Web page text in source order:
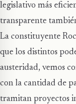
legislativo más
transparente
La constituyente
que los distintos
austeridad, vemos
con la cantidad de
tramitan proyectos